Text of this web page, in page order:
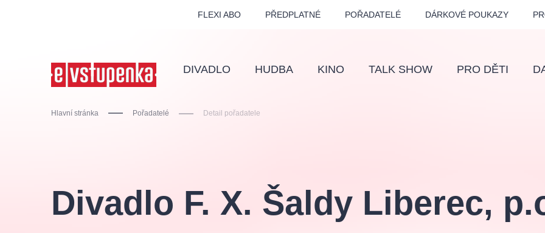
FLEXI ABO PŘEDPLATNÉ POŘADATELÉ DÁRKOVÉ POUKAZY
DIVADLO HUDBA KINO TALK SHOW PRO DĚTI
Hlavní stránka Pořadatelé Detail pořadatele
Divadlo F. X. Šaldy Liberec,
Nejnavštěvovanější